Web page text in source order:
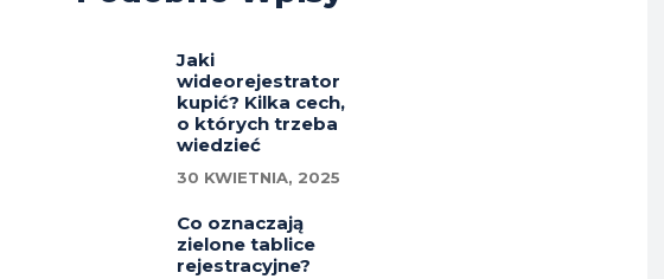
Jaki
wideorejestrator
kupić? Kilka cech,
o których trzeba
wiedzieć
30 KWIETNIA, 2025
Co oznaczają
zielone tablice
rejestracyjne?